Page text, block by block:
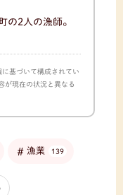
の2人の漁師。
基づいて構成されてい
が現在の状況と異なる
漁業 139